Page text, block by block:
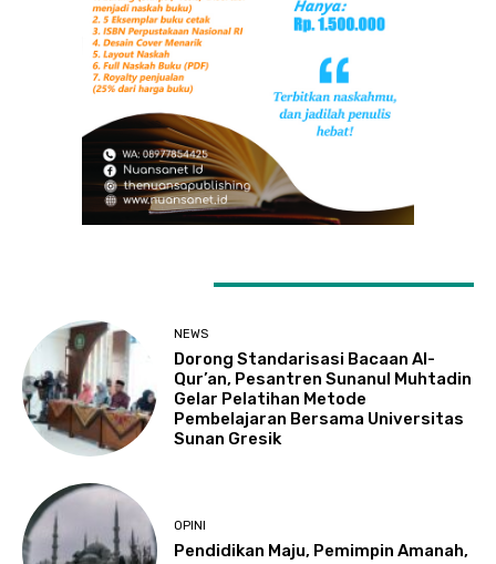
NEWS
Dorong Standarisasi Bacaan Al-
Qur’an, Pesantren Sunanul Muhtadin
Gelar Pelatihan Metode
Pembelajaran Bersama Universitas
Sunan Gresik
OPINI
Pendidikan Maju, Pemimpin Amanah,